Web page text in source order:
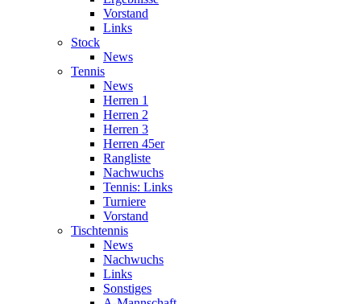
Vorstand
Links
Stock
News
Tennis
News
Herren 1
Herren 2
Herren 3
Herren 45er
Rangliste
Nachwuchs
Tennis: Links
Turniere
Vorstand
Tischtennis
News
Nachwuchs
Links
Sonstiges